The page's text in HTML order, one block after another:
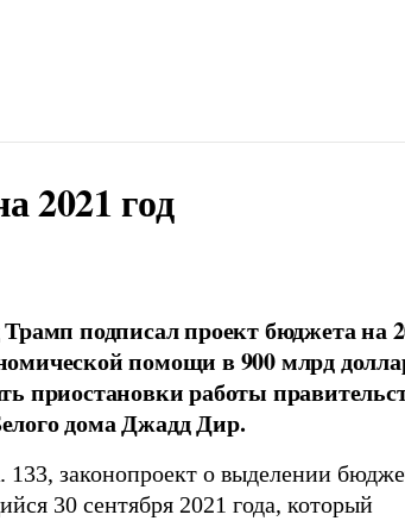
2021 год
подписал проект бюджета на
помощи в 900 млрд
приостановки работы
дома Джадд Дир.
законопроект о выделении
30 сентября 2021 года, который